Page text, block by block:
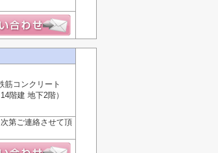
筋コンクリート
階建 地下2階）
第ご連絡させて頂